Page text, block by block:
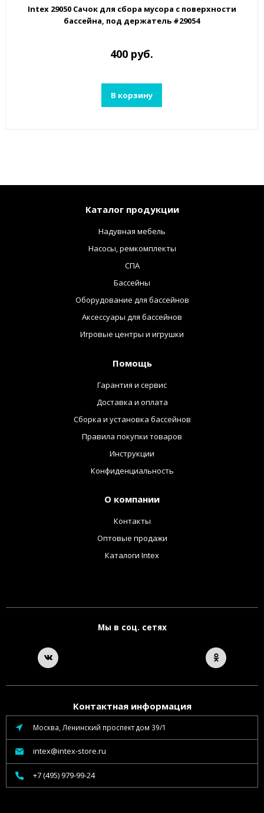
Intex 29050 Сачок для сбора мусора с поверхности
бассейна, под держатель #29054
400 руб.
В корзину
Каталог продукции
Надувная мебель
Насосы, ремкомплекты
СПА
Бассейны
Оборудование для бассейнов
Аксессуары для бассейнов
Игровые центры и игрушки
Помощь
Гарантия и сервис
Доставка и оплата
Сборка и установка бассейнов
Правила покупки товаров
Инструкции
Конфиденциальность
О компании
Контакты
Оптовые продажи
Каталоги Intex
Мы в соц. сетях
Контактная информация
Москва, Ленинский проспект дом 39/1
intex@intex-store.ru
+7 (495) 979-99-24